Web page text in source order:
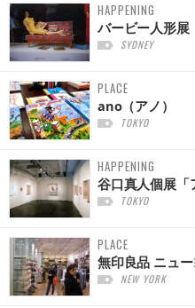
HAPPENING
バービー人形展
SYDNEY
PLACE
ano（アノ）
TOKYO
HAPPENING
谷口真人個展「
TOKYO
PLACE
無印良品 ニュ
NEW YORK